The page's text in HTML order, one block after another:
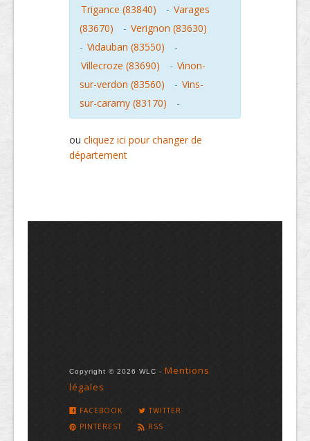
Trigance (83840)
- Varages
(83670)
- Verignon (83630)
- Vidauban (83550)
-
Villecroze (83690)
- Vinon-
sur-verdon (83560)
- Vins-
sur-caramy (83170)
-
ou cliquez ici pour changer de
département
Copyright © 2026 WLC - Mentions
légales
FACEBOOK
TWITTER
PINTEREST
RSS